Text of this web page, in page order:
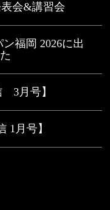
会&講習会
福岡 2026に出
3月号】
1月号】